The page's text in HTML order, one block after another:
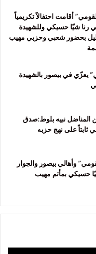
أقامت احتفالاً تكريمياً
رنا شيّا حسيكي وللشهيدة
بحضور شعبي وحزبي مهيب
يعزّي في بيصور بالشهيدة
المناضل نبيه بلوط:صدق
ثابتاً على نهج حزبه
وأهالي بيصور والجوار
حسيكي بمأتم مهيب